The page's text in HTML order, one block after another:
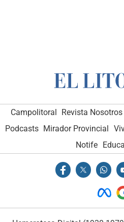
Campolitoral Revista Nosotros
Podcasts Mirador Provincial
Notife